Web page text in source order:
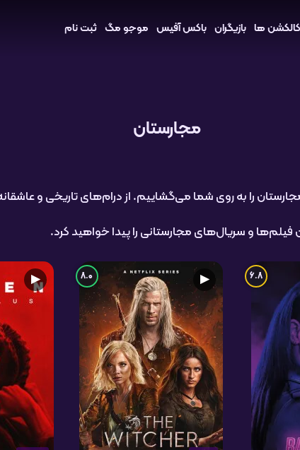
کالکشن ها بازیگران باکس آفیس موجو مگ ثبت نام
مجارستان
را به روی شما می‌گشاییم. از درام‌های تاریخی و
و سریال‌های مجارستانی را پیدا خواهید کرد.
6.8
▶
8.0
▶